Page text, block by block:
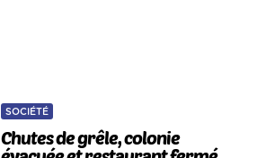
SOCIÉTÉ
Chutes de grêle, colonie